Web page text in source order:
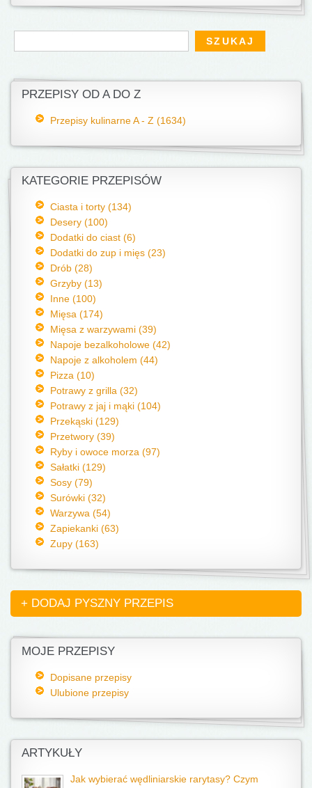
Formularz wyszukiwania
Szukaj
PRZEPISY OD A DO Z
Przepisy kulinarne A - Z (1634)
KATEGORIE PRZEPISÓW
Ciasta i torty (134)
Desery (100)
Dodatki do ciast (6)
Dodatki do zup i mięs (23)
Drób (28)
Grzyby (13)
Inne (100)
Mięsa (174)
Mięsa z warzywami (39)
Napoje bezalkoholowe (42)
Napoje z alkoholem (44)
Pizza (10)
Potrawy z grilla (32)
Potrawy z jaj i mąki (104)
Przekąski (129)
Przetwory (39)
Ryby i owoce morza (97)
Sałatki (129)
Sosy (79)
Surówki (32)
Warzywa (54)
Zapiekanki (63)
Zupy (163)
+ DODAJ PYSZNY PRZEPIS
MOJE PRZEPISY
Dopisane przepisy
Ulubione przepisy
ARTYKUŁY
Jak wybierać wędliniarskie rarytasy? Czym